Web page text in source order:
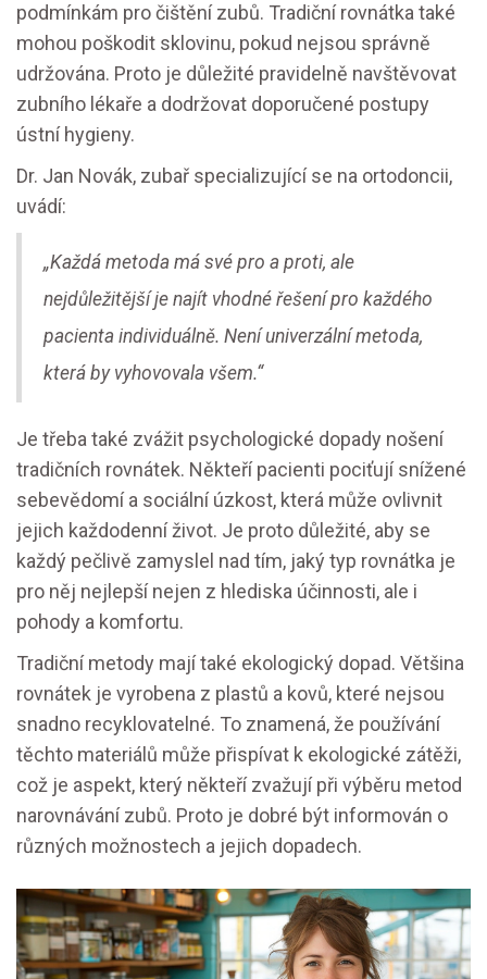
podmínkám pro čištění zubů. Tradiční rovnátka také
mohou poškodit sklovinu, pokud nejsou správně
udržována. Proto je důležité pravidelně navštěvovat
zubního lékaře a dodržovat doporučené postupy
ústní hygieny.
Dr. Jan Novák, zubař specializující se na ortodoncii,
uvádí:
„Každá metoda má své pro a proti, ale
nejdůležitější je najít vhodné řešení pro každého
pacienta individuálně. Není univerzální metoda,
která by vyhovovala všem.“
Je třeba také zvážit psychologické dopady nošení
tradičních rovnátek. Někteří pacienti pociťují snížené
sebevědomí a sociální úzkost, která může ovlivnit
jejich každodenní život. Je proto důležité, aby se
každý pečlivě zamyslel nad tím, jaký typ rovnátka je
pro něj nejlepší nejen z hlediska účinnosti, ale i
pohody a komfortu.
Tradiční metody mají také ekologický dopad. Většina
rovnátek je vyrobena z plastů a kovů, které nejsou
snadno recyklovatelné. To znamená, že používání
těchto materiálů může přispívat k ekologické zátěži,
což je aspekt, který někteří zvažují při výběru metod
narovnávání zubů. Proto je dobré být informován o
různých možnostech a jejich dopadech.